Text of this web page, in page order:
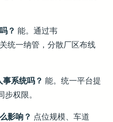
？ 能。通过韦
统一纳管，分散厂区布线
事系统吗？ 能。统一平台提
权限。
影响？ 点位规模、车道